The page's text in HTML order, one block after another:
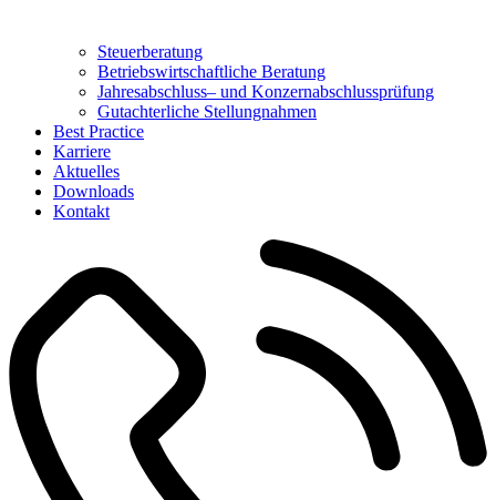
Steuerberatung
Betriebswirtschaftliche Beratung
Jahresabschluss– und Konzernabschlussprüfung
Gutachterliche Stellungnahmen
Best Practice
Karriere
Aktuelles
Downloads
Kontakt